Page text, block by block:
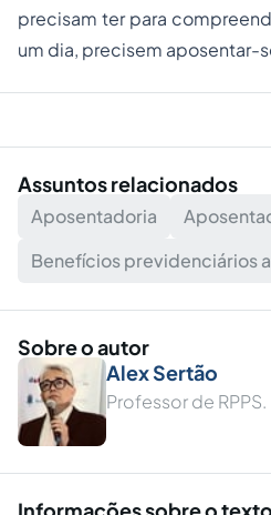
precisam ter para
um dia, precisem aposentar-
Assuntos relacionados
Aposentadoria
Benefícios previdenciários
Sobre o autor
Alex Sertão
Professor de RPPS.